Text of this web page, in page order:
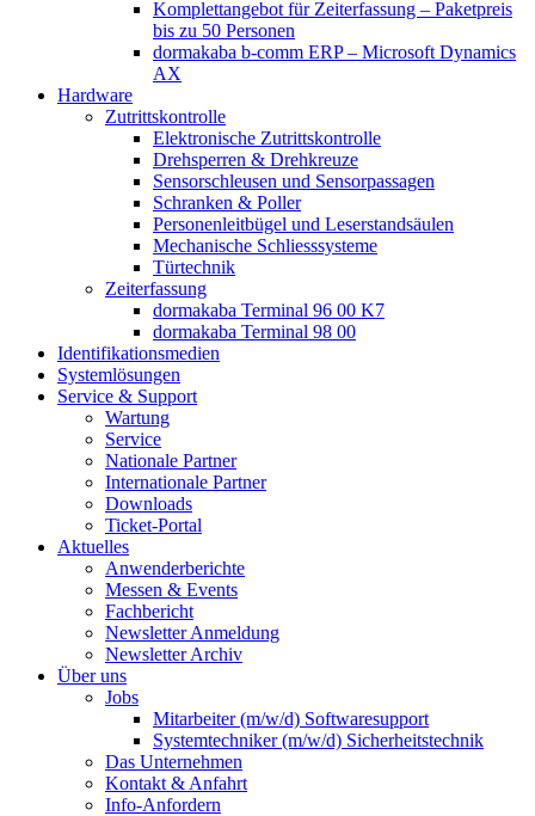
Komplettangebot für Zeiterfassung – Paketpreis
bis zu 50 Personen
dormakaba b-comm ERP – Microsoft Dynamics
AX
Hardware
Zutrittskontrolle
Elektronische Zutrittskontrolle
Drehsperren & Drehkreuze
Sensorschleusen und Sensorpassagen
Schranken & Poller
Personenleitbügel und Leserstandsäulen
Mechanische Schliess­systeme
Türtechnik
Zeiterfassung
dormakaba Terminal 96 00 K7
dormakaba Terminal 98 00
Identifikations­medien
Systemlösungen
Service & Support
Wartung
Service
Nationale Partner
Internationale Partner
Downloads
Ticket-Portal
Aktuelles
Anwenderberichte
Messen & Events
Fachbericht
Newsletter Anmeldung
Newsletter Archiv​
Über uns
Jobs
Mitarbeiter (m/w/d) Softwaresupport
Systemtechniker (m/w/d) Sicherheitstechnik
Das Unternehmen
Kontakt & Anfahrt
Info-Anfordern